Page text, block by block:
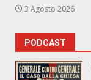
3 Agosto 2026
PODCAST